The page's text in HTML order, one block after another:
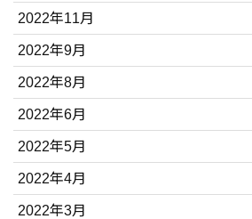
2022年11月
2022年9月
2022年8月
2022年6月
2022年5月
2022年4月
2022年3月